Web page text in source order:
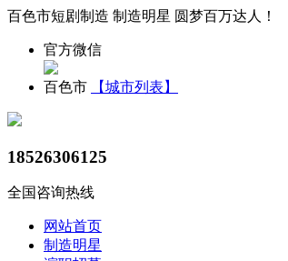
百色市短剧制造 制造明星 圆梦百万达人！
官方微信
百色市 【城市列表】
18526306125
全国咨询热线
网站首页
制造明星